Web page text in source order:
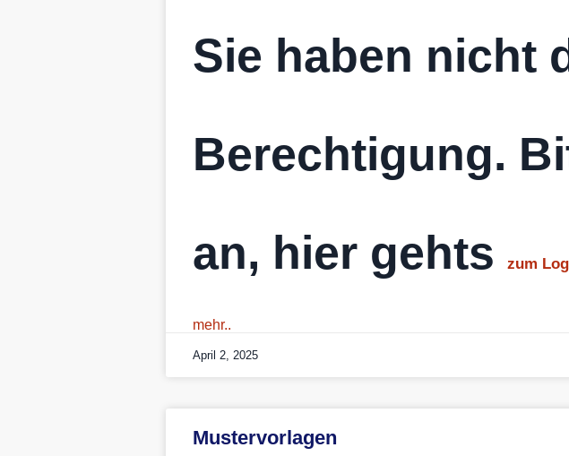
Sie haben nicht
Berechtigung.
an, hier gehts
zum
mehr..
April 2, 2025
Mustervorlagen